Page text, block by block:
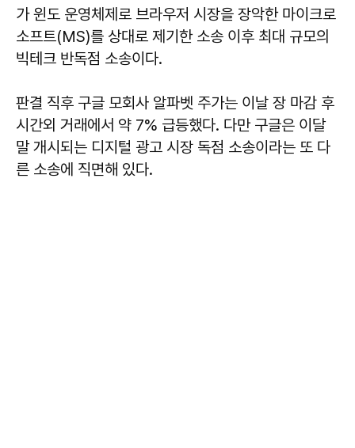
가 윈도 운영체제로 브라우저 시장을 장악한 마이크로
소프트(MS)를 상대로 제기한 소송 이후 최대 규모의
빅테크 반독점 소송이다.
판결 직후 구글 모회사 알파벳 주가는 이날 장 마감 후
시간외 거래에서 약 7% 급등했다. 다만 구글은 이달
말 개시되는 디지털 광고 시장 독점 소송이라는 또 다
른 소송에 직면해 있다.